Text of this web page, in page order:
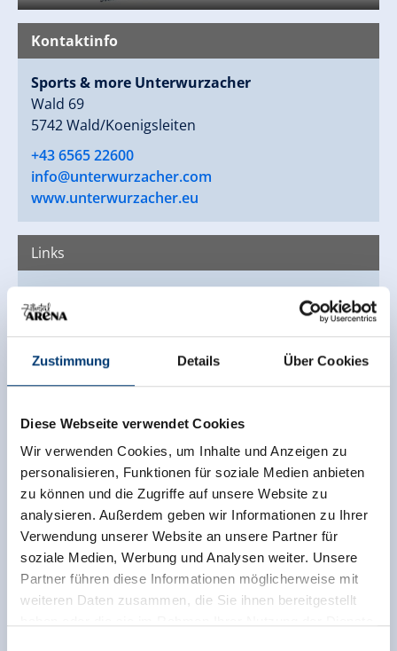
Zustimmung Details Über Cookies
Diese Webseite verwendet Cookies
Wir verwenden Cookies, um Inhalte und Anzeigen zu
personalisieren, Funktionen für soziale Medien anbieten
zu können und die Zugriffe auf unsere Website zu
analysieren. Außerdem geben wir Informationen zu Ihrer
Verwendung unserer Website an unsere Partner für
soziale Medien, Werbung und Analysen weiter. Unsere
Partner führen diese Informationen möglicherweise mit
weiteren Daten zusammen, die Sie ihnen bereitgestellt
Wir unterrichten in Deutsch, Niederländisch und
Englisch!
Kontaktinfo
Sports & more Unterwurzacher
Wald 69
5742 Wald/Koenigsleiten
+43 6565 22600
info@unterwurzacher.com
www.unterwurzacher.eu
Links